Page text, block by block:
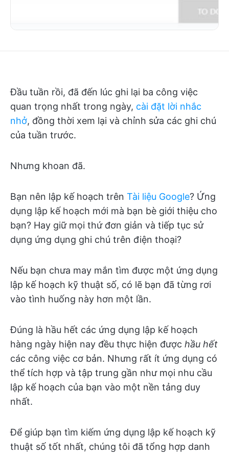
Đầu tuần rồi, đã đến lúc ghi lại ba công việc
quan trọng nhất trong ngày, cài đặt lời nhắc
nhở, đồng thời xem lại và chỉnh sửa các ghi chú
của tuần trước.
Nhưng khoan đã.
Bạn nên lập kế hoạch trên Tài liệu Google? Ứng
dụng lập kế hoạch mới mà bạn bè giới thiệu cho
bạn? Hay giữ mọi thứ đơn giản và tiếp tục sử
dụng ứng dụng ghi chú trên điện thoại?
Nếu bạn chưa may mắn tìm được một ứng dụng
lập kế hoạch kỹ thuật số, có lẽ bạn đã từng rơi
vào tình huống này hơn một lần.
Đúng là hầu hết các ứng dụng lập kế hoạch
hàng ngày hiện nay đều thực hiện được hầu hết
các công việc cơ bản. Nhưng rất ít ứng dụng có
thể tích hợp và tập trung gần như mọi nhu cầu
lập kế hoạch của bạn vào một nền tảng duy
nhất.
Để giúp bạn tìm kiếm ứng dụng lập kế hoạch kỹ
thuật số tốt nhất, chúng tôi đã tổng hợp danh